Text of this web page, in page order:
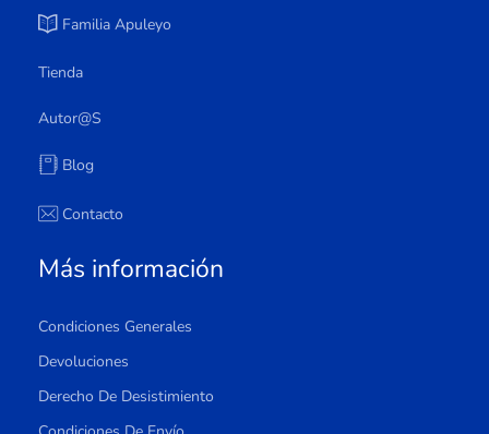
Familia Apuleyo
Tienda
Autor@s
Blog
Contacto
Más información
Condiciones Generales
Devoluciones
Derecho De Desistimiento